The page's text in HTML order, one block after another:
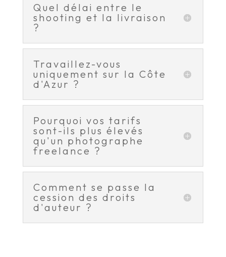
Quel délai entre le
shooting et la livraison
?
Travaillez-vous
uniquement sur la Côte
d'Azur ?
Pourquoi vos tarifs
sont-ils plus élevés
qu'un photographe
freelance ?
Comment se passe la
cession des droits
d'auteur ?